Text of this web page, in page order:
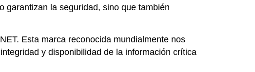
garantizan la seguridad, sino que también
Esta marca reconocida mundialmente nos
y disponibilidad de la información crítica